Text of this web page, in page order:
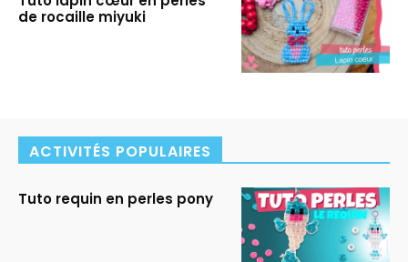
de rocaille miyuki
ACTIVITÉS POPULAIRES
Tuto requin en perles pony